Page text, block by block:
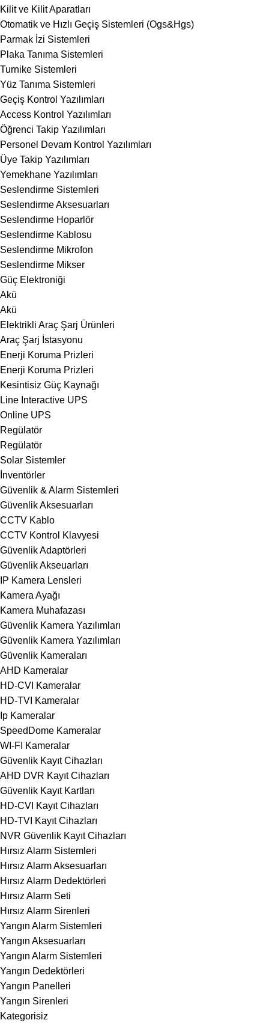
Kilit ve Kilit Aparatları
Otomatik ve Hızlı Geçiş Sistemleri (Ogs&Hgs)
Parmak İzi Sistemleri
Plaka Tanıma Sistemleri
Turnike Sistemleri
Yüz Tanıma Sistemleri
Geçiş Kontrol Yazılımları
Access Kontrol Yazılımları
Öğrenci Takip Yazılımları
Personel Devam Kontrol Yazılımları
Üye Takip Yazılımları
Yemekhane Yazılımları
Seslendirme Sistemleri
Seslendirme Aksesuarları
Seslendirme Hoparlör
Seslendirme Kablosu
Seslendirme Mikrofon
Seslendirme Mikser
Güç Elektroniği
Akü
Akü
Elektrikli Araç Şarj Ürünleri
Araç Şarj İstasyonu
Enerji Koruma Prizleri
Enerji Koruma Prizleri
Kesintisiz Güç Kaynağı
Line Interactive UPS
Online UPS
Regülatör
Regülatör
Solar Sistemler
İnventörler
Güvenlik & Alarm Sistemleri
Güvenlik Aksesuarları
CCTV Kablo
CCTV Kontrol Klavyesi
Güvenlik Adaptörleri
Güvenlik Akseuarları
IP Kamera Lensleri
Kamera Ayağı
Kamera Muhafazası
Güvenlik Kamera Yazılımları
Güvenlik Kamera Yazılımları
Güvenlik Kameraları
AHD Kameralar
HD-CVI Kameralar
HD-TVI Kameralar
Ip Kameralar
SpeedDome Kameralar
WI-FI Kameralar
Güvenlik Kayıt Cihazları
AHD DVR Kayıt Cihazları
Güvenlik Kayıt Kartları
HD-CVI Kayıt Cihazları
HD-TVI Kayıt Cihazları
NVR Güvenlik Kayıt Cihazları
Hırsız Alarm Sistemleri
Hırsız Alarm Aksesuarları
Hırsız Alarm Dedektörleri
Hırsız Alarm Seti
Hırsız Alarm Sirenleri
Yangın Alarm Sistemleri
Yangın Aksesuarları
Yangın Alarm Sistemleri
Yangın Dedektörleri
Yangın Panelleri
Yangın Sirenleri
Kategorisiz